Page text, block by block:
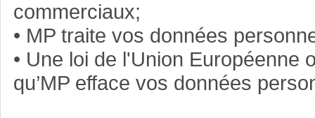
commerciaux;
• MP traite vos données
• Une loi de l'Union Européenne
qu’MP efface vos données